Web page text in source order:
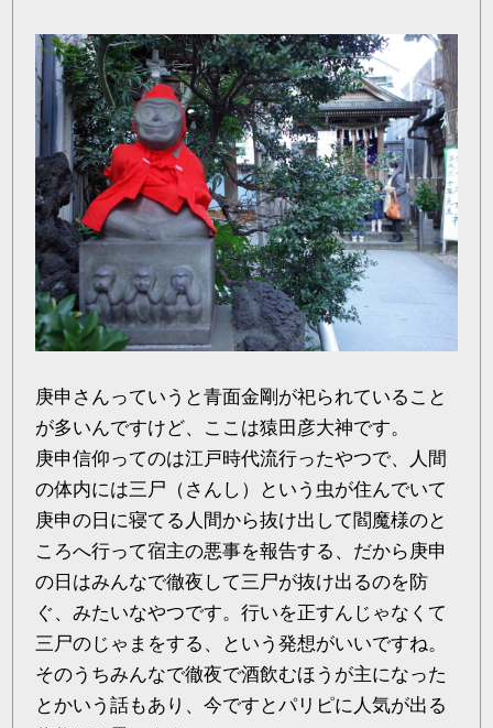
庚申さんっていうと青面金剛が祀られていること
が多いんですけど、ここは猿田彦大神です。
庚申信仰ってのは江戸時代流行ったやつで、人間
の体内には三尸（さんし）という虫が住んでいて
庚申の日に寝てる人間から抜け出して閻魔様のと
ころへ行って宿主の悪事を報告する、だから庚申
の日はみんなで徹夜して三尸が抜け出るのを防
ぐ、みたいなやつです。行いを正すんじゃなくて
三尸のじゃまをする、という発想がいいですね。
そのうちみんなで徹夜で酒飲むほうが主になった
とかいう話もあり、今ですとパリピに人気が出る